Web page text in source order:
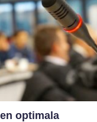
optimala